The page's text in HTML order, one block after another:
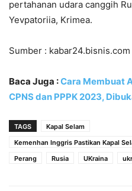
pertahanan udara canggih
Yevpatoriia, Krimea.
Sumber : kabar24.bisnis.com
Baca Juga :Cara Membuat
CPNS dan PPPK 2023,
TAGS
Kapal Selam
Kemenhan Inggris Pastikan Kapal
Perang
Rusia UKraina